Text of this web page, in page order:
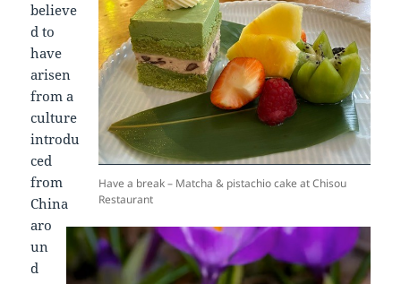
Have a break – Matcha & pistachio cake at Chisou
Restaurant
believe
d to
have
arisen
from a
culture
introdu
ced
from
China
aro
un
d